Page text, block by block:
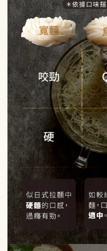
蒟蒻麵加價購
乾麵-蔥爆秘醬蒟蒻米線
NT$ 99
NT$ 119
- +